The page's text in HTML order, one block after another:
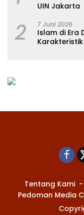
UIN Jakarta
2 7 Juni 2026
Islam di Era
Tentang Kami
Pedoman Media